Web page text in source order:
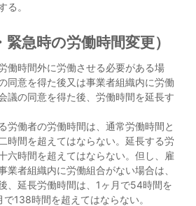
る。
急時の労働時間変更）
働時間外に労働させる必要がある場
同意を得た後又は事業者組織内に労働
議の同意を得た後、労働時間を延長す
労働者の労働時間は、通常労働時間と
時間を超えてはならない。延長する労
六時間を超えてはならない。但し、雇
業者組織内に労働組合がない場合は、
、延長労働時間は、1ヶ月で54時間を
138時間を超えてはならない。